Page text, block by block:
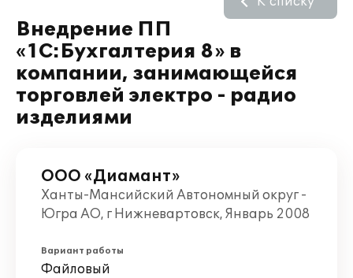
Внедрение ПП
«1С:Бухгалтерия 8» в
компании, занимающейся
торговлей электро - радио
изделиями
ООО «Диамант»
Ханты-Мансийский Автономный округ -
Югра АО, г Нижневартовск, Январь 2008
Вариант работы
Файловый